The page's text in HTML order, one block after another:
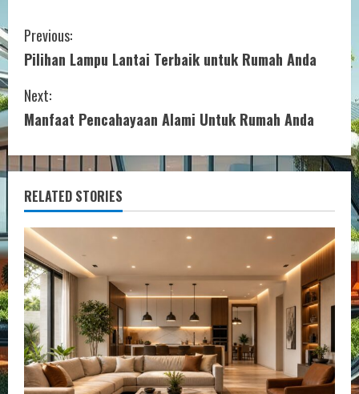
C
o
n
i
n
u
e
R
e
a
Previous:
Pilihan Lampu Lantai Terbaik untuk Rumah Anda
Next:
Manfaat Pencahayaan Alami Untuk Rumah Anda
RELATED STORIES